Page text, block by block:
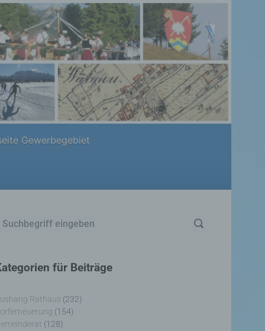
Gewerbegebiet
für Beiträge
Rathaus (232)
(154)
(128)